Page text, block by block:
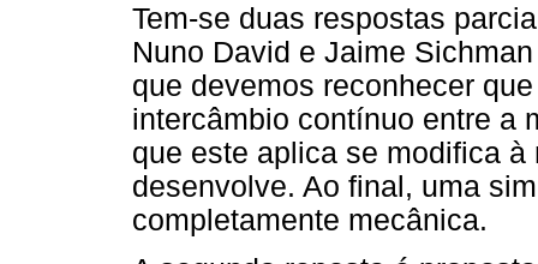
Tem-se duas respostas
Nuno David e Jaime
que devemos reconhecer
intercâmbio contínuo entre a
que este aplica se modifica
desenvolve. Ao final, uma
completamente mecânica.